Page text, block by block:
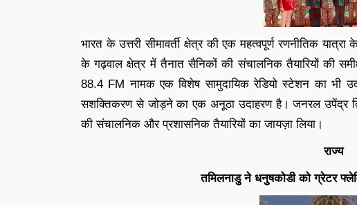
भारत के उत्तरी सीमावर्ती क्षेत्र की एक महत्वपूर्ण रणनीतिक
के गढ़वाल क्षेत्र में तैनात सैनिकों की संचालनिक तैयारियों की
88.4 FM नामक एक विशेष सामुदायिक रेडियो स्टेशन का भी
सशक्तिकरण से जोड़ने का एक अनूठा उदाहरण है। जनरल उपेंद्र
की संचालनिक और प्रशासनिक तैयारियों का जायज़ा लिया।
राज्य
तमिलनाडु ने धनुषकोडी को ग्रेटर